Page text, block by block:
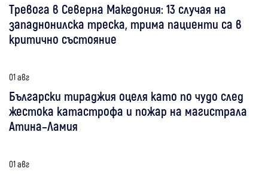
Тревога в Северна Македония: 13 случая на
западнонилска треска, трима пациенти са в
критично състояние
01 авг
Български тираджия оцеля като по чудо след
жестока катастрофа и пожар на магистрала
Атина–Ламия
01 авг